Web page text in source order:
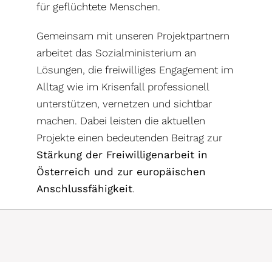
für geflüchtete Menschen.
Gemeinsam mit unseren Projektpartnern
arbeitet das Sozialministerium an
Lösungen, die freiwilliges Engagement im
Alltag wie im Krisenfall professionell
unterstützen, vernetzen und sichtbar
machen. Dabei leisten die aktuellen
Projekte einen bedeutenden Beitrag zur
Stärkung der Freiwilligenarbeit in
Österreich und zur europäischen
Anschlussfähigkeit.